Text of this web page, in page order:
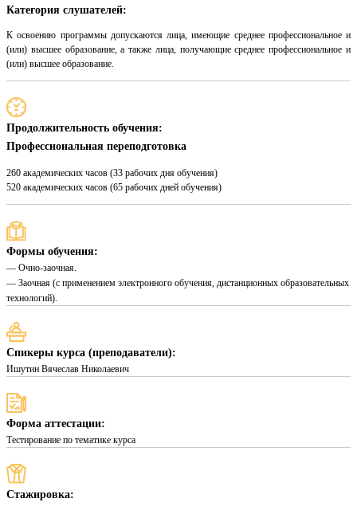
Категория слушателей:
К освоению программы допускаются лица, имеющие среднее профессиональное и
(или) высшее образование, а также лица, получающие среднее профессиональное и
(или) высшее образование.
Продолжительность обучения:
Профессиональная переподготовка
260 академических часов (33 рабочих дня обучения)
520 академических часов (65 рабочих дней обучения)
Формы обучения:
— Очно-заочная.
— Заочная (с применением электронного обучения, дистанционных образовательных
технологий).
Спикеры курса (преподаватели):
Ишутин Вячеслав Николаевич
Форма аттестации:
Тестирование по тематике курса
Стажировка: